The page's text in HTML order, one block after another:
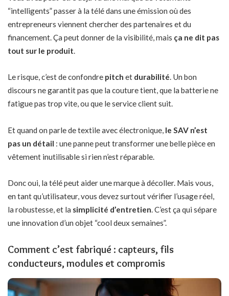
“intelligents” passer à la télé dans une émission où des
entrepreneurs viennent chercher des partenaires et du
financement. Ça peut donner de la visibilité, mais ça ne dit pas
tout sur le produit.
Le risque, c’est de confondre pitch et durabilité. Un bon
discours ne garantit pas que la couture tient, que la batterie ne
fatigue pas trop vite, ou que le service client suit.
Et quand on parle de textile avec électronique, le SAV n’est
pas un détail : une panne peut transformer une belle pièce en
vêtement inutilisable si rien n’est réparable.
Donc oui, la télé peut aider une marque à décoller. Mais vous,
en tant qu’utilisateur, vous devez surtout vérifier l’usage réel,
la robustesse, et la simplicité d’entretien. C’est ça qui sépare
une innovation d’un objet “cool deux semaines”.
Comment c’est fabriqué : capteurs, fils
conducteurs, modules et compromis